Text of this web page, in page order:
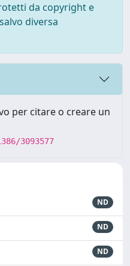
da copyright e
diversa
per citare o creare un
3093577
ND
ND
ND